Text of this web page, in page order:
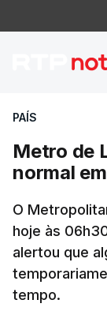
PAÍS
Metro de
normal
O
hoje às
alertou que
tempo.